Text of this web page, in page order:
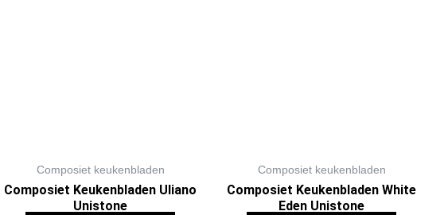
Composiet keukenbladen
Composiet Keukenbladen Uliano
Unistone
Composiet keukenbladen
Composiet Keukenbladen White
Eden Unistone